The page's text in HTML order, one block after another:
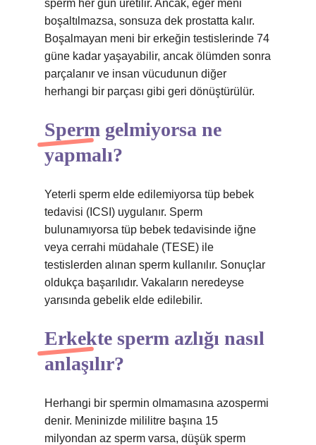
sperm her gün üretilir. Ancak, eğer meni
boşaltılmazsa, sonsuza dek prostatta kalır.
Boşalmayan meni bir erkeğin testislerinde 74
güne kadar yaşayabilir, ancak ölümden sonra
parçalanır ve insan vücudunun diğer
herhangi bir parçası gibi geri dönüştürülür.
Sperm gelmiyorsa ne
yapmalı?
Yeterli sperm elde edilemiyorsa tüp bebek
tedavisi (ICSI) uygulanır. Sperm
bulunamıyorsa tüp bebek tedavisinde iğne
veya cerrahi müdahale (TESE) ile
testislerden alınan sperm kullanılır. Sonuçlar
oldukça başarılıdır. Vakaların neredeyse
yarısında gebelik elde edilebilir.
Erkekte sperm azlığı nasıl
anlaşılır?
Herhangi bir spermin olmamasına azospermi
denir. Meninizde mililitre başına 15
milyondan az sperm varsa, düşük sperm